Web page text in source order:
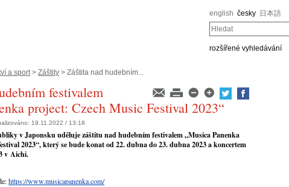
english česky 日本語
Hledat
rozšířené vyhledávání
a sport> Záštity > Záštita nad hudebním...
festivalem
project: Czech Music Festival 2023“
19.11.2022 / 13:18
v Japonsku uděluje záštitu nad hudebním festivalem „Musica Panenka
2023“, který se bude konat od 22. dubna do 23. dubna 2023 a koncertem
v Aichi.
https://www.musicapanenka.com/